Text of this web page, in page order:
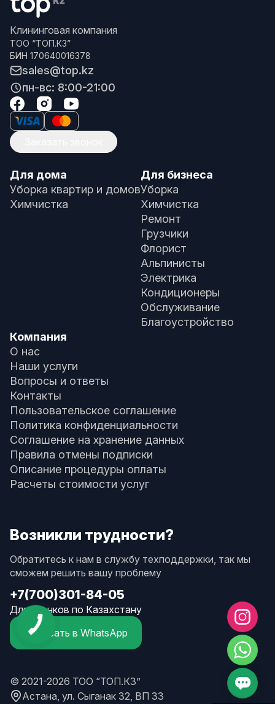
Клининговая компания
ТОО “ТОП.КЗ”
БИН 170640016378
sales@top.kz
пн-вс: 8:00-21:00
Для дома
Уборка квартир и домов
Химчистка
Для бизнеса
Уборка
Химчистка
Ремонт
Грузчики
Флорист
Альпинисты
Электрика
Кондиционеры
Обслуживание
Благоустройство
Компания
О нас
Наши услуги
Вопросы и ответы
Контакты
Пользовательское соглашение
Политика конфиденциальности
Соглашение на хранение данных
Правила отмены подписки
Описание процедуры оплаты
Расчеты стоимости услуг
Возникли трудности?
Обратитесь к нам в службу техподдержки, так мы
сможем решить вашу проблему
+7(700)301-84-05
Для звонков по Казахстану
Написать в WhatsApp
© 2021-2026 ТОО “ТОП.КЗ”
Астана, ул. Сыганак 32, ВП 33